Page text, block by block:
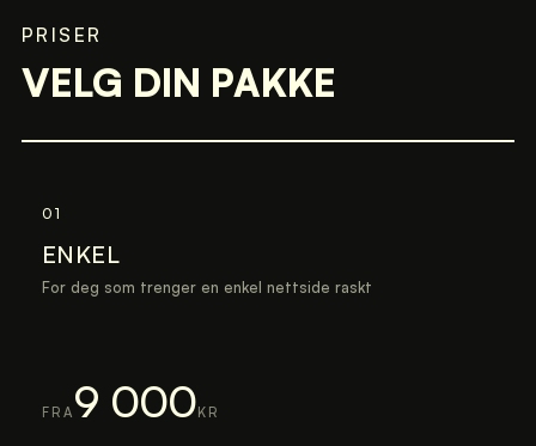
PRISER
VELG DIN PAKKE
01
ENKEL
For deg som trenger en enkel nettside raskt
FRA 9 000KR